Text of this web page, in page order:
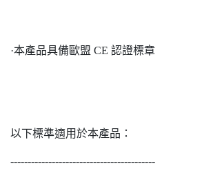
·本產品具備歐盟 CE 認證標章
以下標準適用於本產品：
------------------------------------------